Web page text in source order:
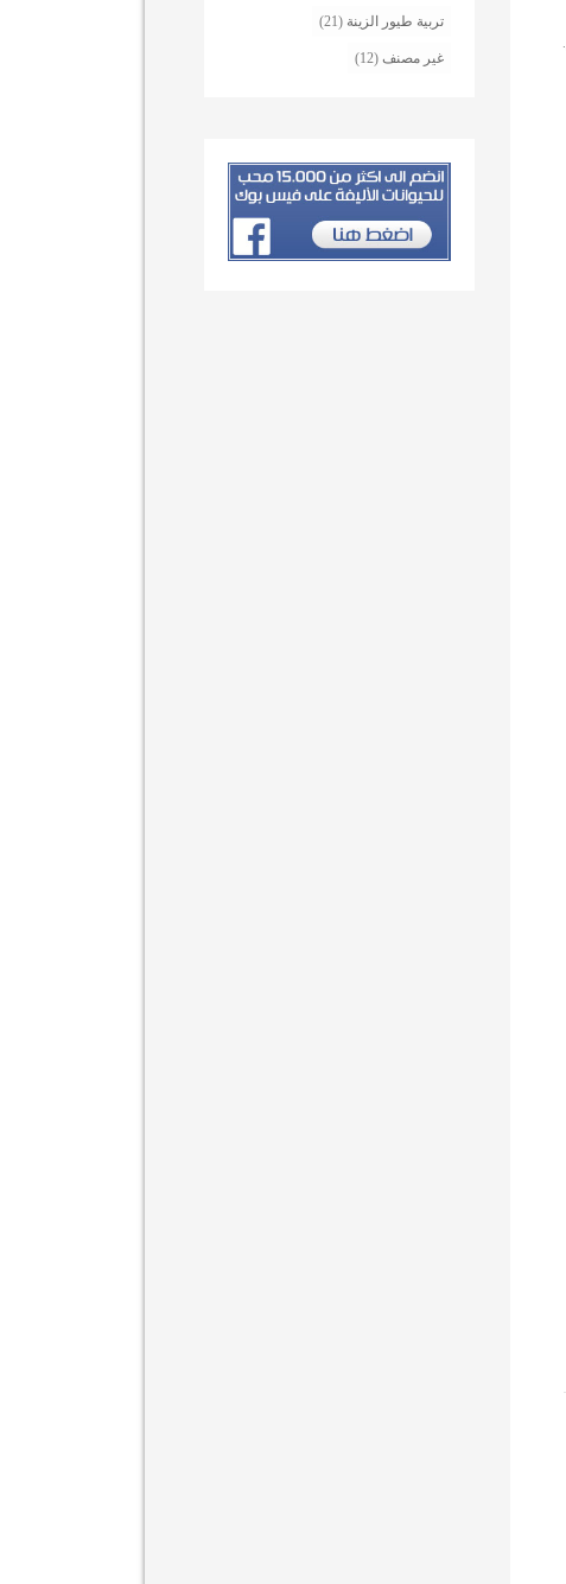
تربية طيور الزينة (21)
غير مصنف (12)